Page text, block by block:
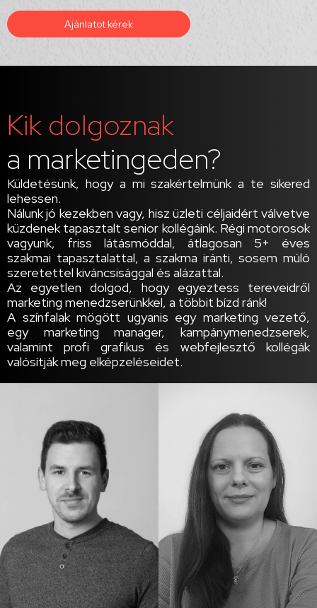
Ajánlatot kérek
Kik dolgoznak
a marketingeden?
Küldetésünk, hogy a mi szakértelmünk a te sikered
lehessen.
Nálunk jó kezekben vagy, hisz üzleti céljaidért válvetve
küzdenek tapasztalt senior kollégáink. Régi motorosok
vagyunk, friss látásmóddal, átlagosan 5+ éves
szakmai tapasztalattal, a szakma iránti, sosem múló
szeretettel kiváncsisággal és alázattal.
Az egyetlen dolgod, hogy egyeztess tereveidről
marketing menedzserünkkel, a többit bízd ránk!
A színfalak mögött ugyanis egy marketing vezető,
egy marketing manager, kampánymenedzserek,
valamint profi grafikus és webfejlesztő kollégák
valósítják meg elképzeléseidet.